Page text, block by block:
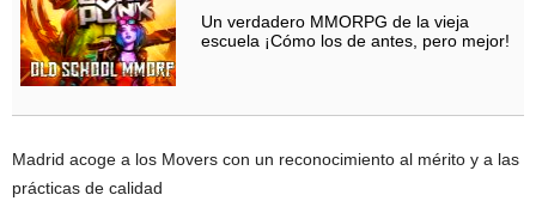
Un verdadero MMORPG de la vieja
escuela ¡Cómo los de antes, pero mejor!
Madrid acoge a los Movers con un reconocimiento al mérito y a las
prácticas de calidad